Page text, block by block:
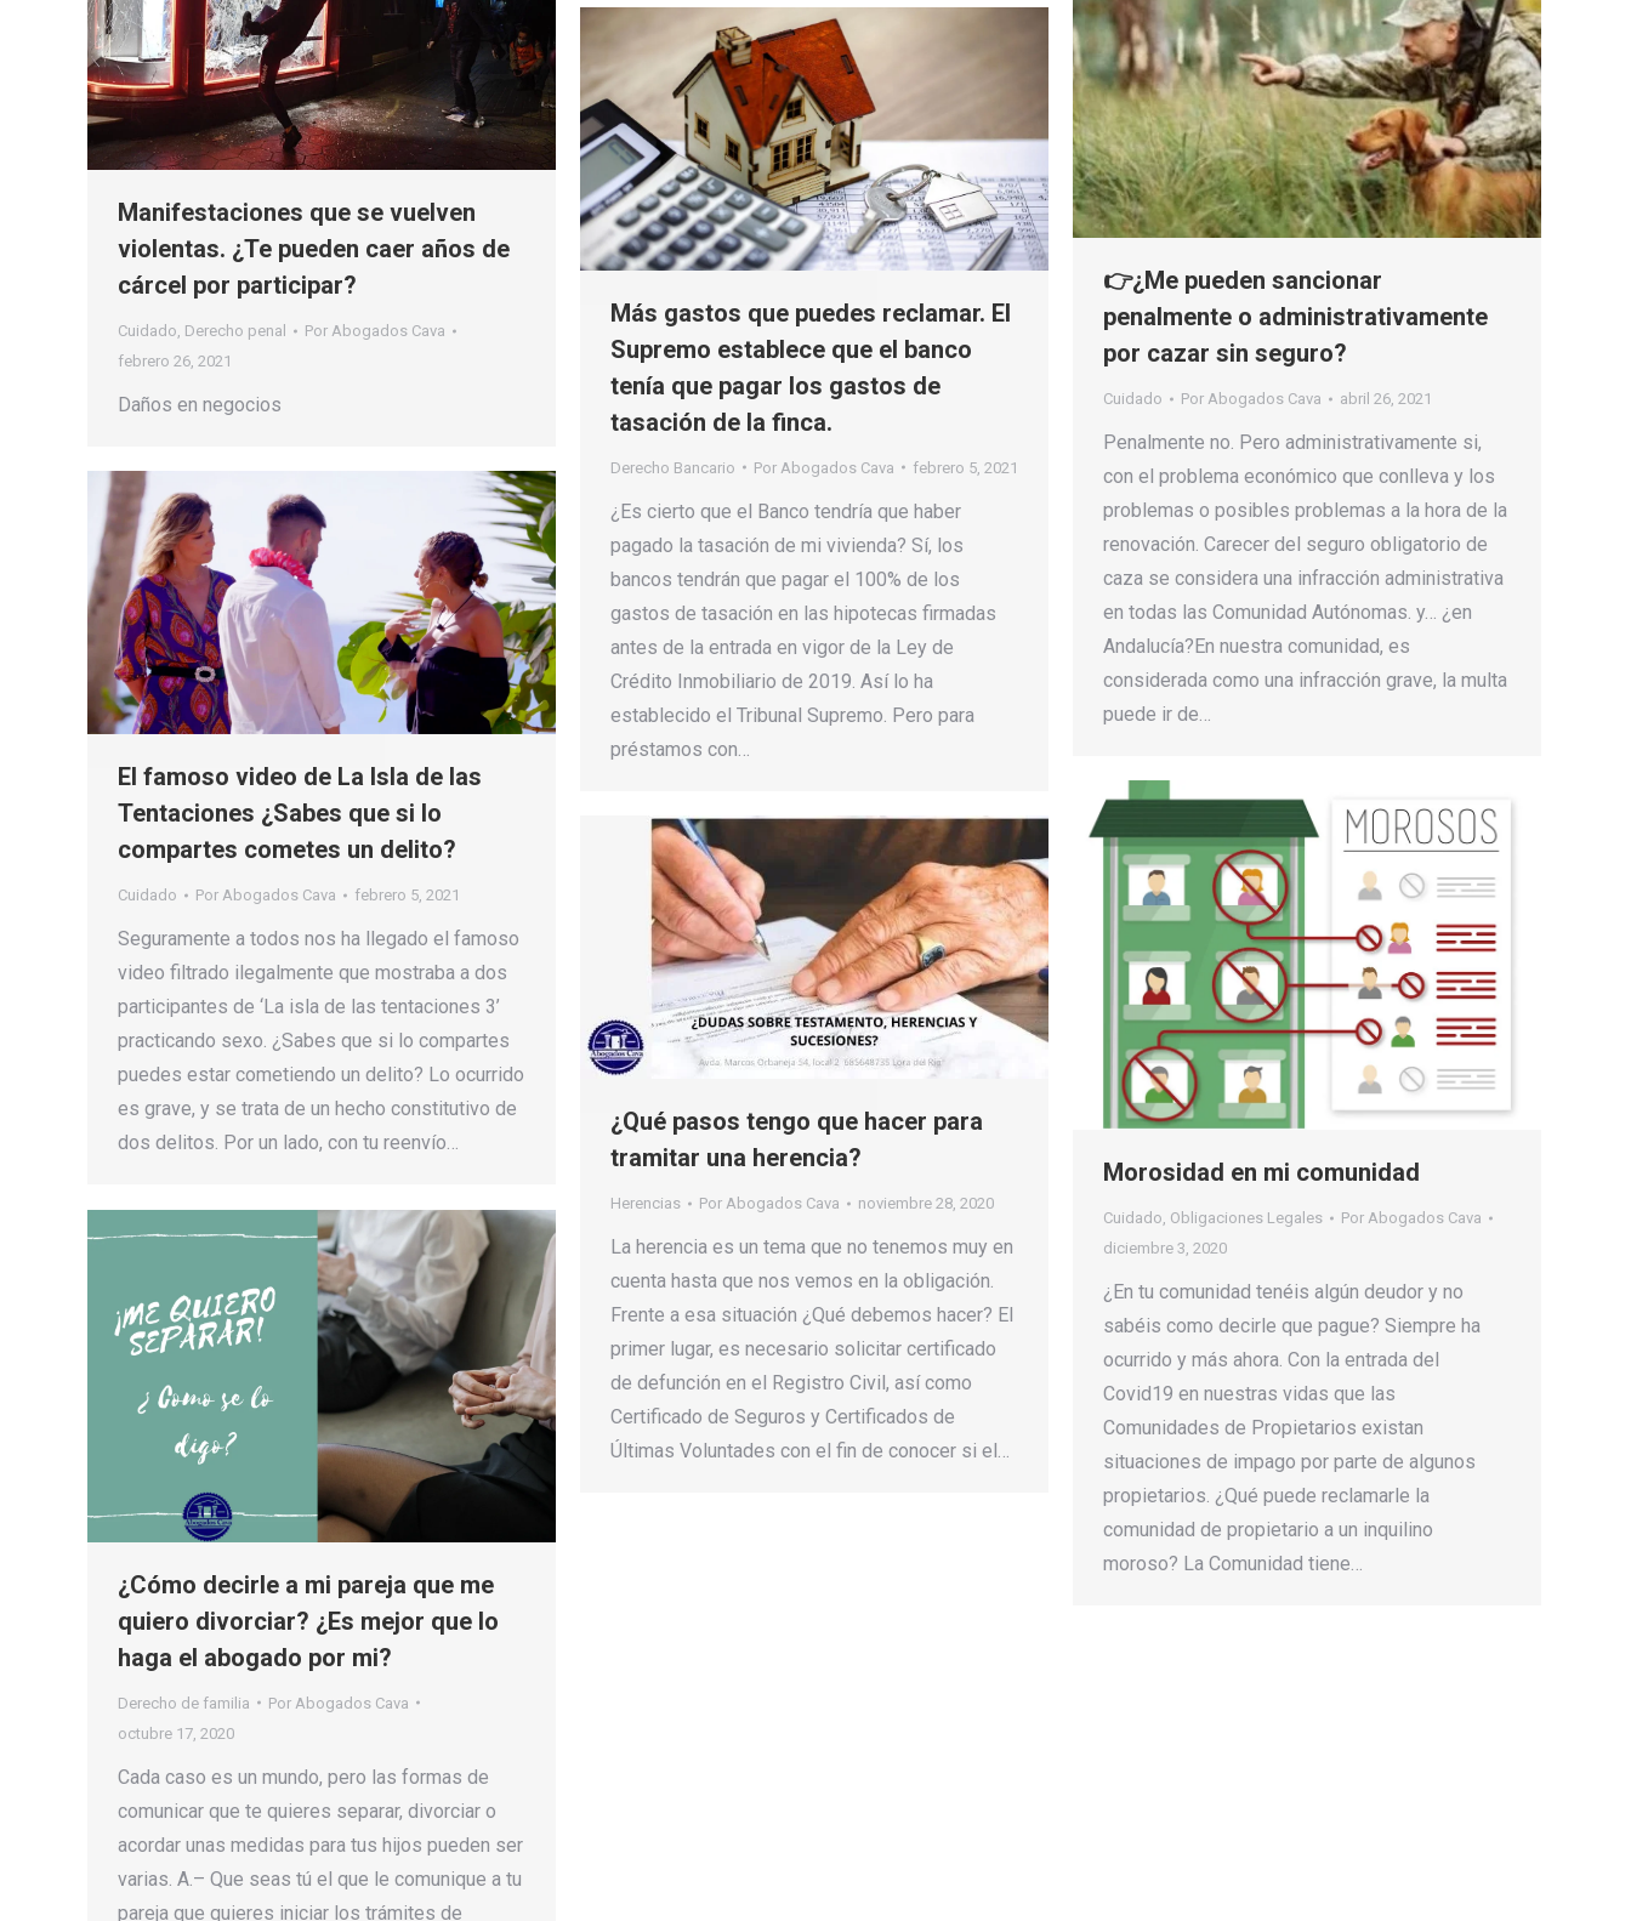
👉¿Me pueden sancionar
penalmente o administrativamente
por cazar sin seguro?
Cuidado Por Abogados Cava abril 26, 2021
Penalmente no. Pero administrativamente si,
con el problema económico que conlleva y los
problemas o posibles problemas a la hora de la
renovación. Carecer del seguro obligatorio de
caza se considera una infracción administrativa
en todas las Comunidad Autónomas. y… ¿en
Andalucía?En nuestra comunidad, es
considerada como una infracción grave, la multa
puede ir de…
Manifestaciones que se vuelven
violentas. ¿Te pueden caer años de
cárcel por participar?
Cuidado, Derecho penal Por Abogados Cava
febrero 26, 2021
Daños en negocios
Más gastos que puedes reclamar. El
Supremo establece que el banco
tenía que pagar los gastos de
tasación de la finca.
Derecho Bancario Por Abogados Cava febrero 5, 2021
¿Es cierto que el Banco tendría que haber
pagado la tasación de mi vivienda? Sí, los
bancos tendrán que pagar el 100% de los
gastos de tasación en las hipotecas firmadas
antes de la entrada en vigor de la Ley de
Crédito Inmobiliario de 2019. Así lo ha
establecido el Tribunal Supremo. Pero para
préstamos con…
El famoso video de La Isla de las
Tentaciones ¿Sabes que si lo
compartes cometes un delito?
Cuidado Por Abogados Cava febrero 5, 2021
Seguramente a todos nos ha llegado el famoso
video filtrado ilegalmente que mostraba a dos
participantes de ‘La isla de las tentaciones 3’
practicando sexo. ¿Sabes que si lo compartes
puedes estar cometiendo un delito? Lo ocurrido
es grave, y se trata de un hecho constitutivo de
dos delitos. Por un lado, con tu reenvío…
Morosidad en mi comunidad
Cuidado, Obligaciones Legales Por Abogados Cava
diciembre 3, 2020
¿En tu comunidad tenéis algún deudor y no
sabéis como decirle que pague? Siempre ha
ocurrido y más ahora. Con la entrada del
Covid19 en nuestras vidas que las
Comunidades de Propietarios existan
situaciones de impago por parte de algunos
propietarios. ¿Qué puede reclamarle la
comunidad de propietario a un inquilino
moroso? La Comunidad tiene…
¿Qué pasos tengo que hacer para
tramitar una herencia?
Herencias Por Abogados Cava noviembre 28, 2020
La herencia es un tema que no tenemos muy en
cuenta hasta que nos vemos en la obligación.
Frente a esa situación ¿Qué debemos hacer? El
primer lugar, es necesario solicitar certificado
de defunción en el Registro Civil, así como
Certificado de Seguros y Certificados de
Últimas Voluntades con el fin de conocer si el…
¿Cómo decirle a mi pareja que me
quiero divorciar? ¿Es mejor que lo
haga el abogado por mi?
Derecho de familia Por Abogados Cava
octubre 17, 2020
Cada caso es un mundo, pero las formas de
comunicar que te quieres separar, divorciar o
acordar unas medidas para tus hijos pueden ser
varias. A.– Que seas tú el que le comunique a tu
pareja que quieres iniciar los trámites de